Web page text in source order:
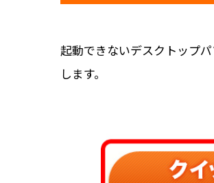
起動できないデスクトップ
します。